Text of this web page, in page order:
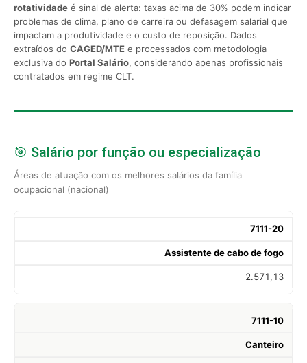
rotatividade é sinal de alerta: taxas acima de 30% podem indicar
problemas de clima, plano de carreira ou defasagem salarial que
impactam a produtividade e o custo de reposição. Dados
extraídos do CAGED/MTE e processados com metodologia
exclusiva do Portal Salário, considerando apenas profissionais
contratados em regime CLT.
🎯 Salário por função ou especialização
Áreas de atuação com os melhores salários da família
ocupacional (nacional)
7111-20
Assistente de cabo de fogo
2.571,13
7111-10
Canteiro